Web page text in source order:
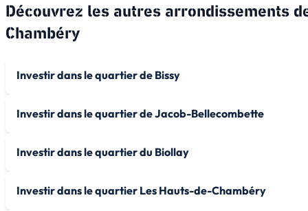
Découvrez les autres arrondissements
Chambéry
Investir dans le quartier de Bissy
Investir dans le quartier de Jacob-Bellecombette
Investir dans le quartier du Biollay
Investir dans le quartier Les Hauts-de-Chambéry